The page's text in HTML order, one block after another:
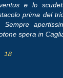
e lo
prima del
Sempre
spera in
18